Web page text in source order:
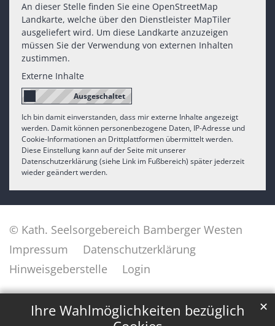
Ihre Wahlmöglichkeiten bezüglich
✕
An dieser Stelle finden Sie eine OpenStreetMap
Landkarte, welche über den Dienstleister MapTiler
ausgeliefert wird. Um diese Landkarte anzuzeigen
müssen Sie der Verwendung von externen Inhalten
zustimmen.
Externe Inhalte
Ich bin damit einverstanden, dass mir externe Inhalte angezeigt
werden. Damit können personenbezogene Daten, IP-Adresse und
Cookie-Informationen an Drittplattformen übermittelt werden.
Diese Einstellung kann auf der Seite mit unserer
Datenschutzerklärung (siehe Link im Fußbereich) später jederzeit
wieder geändert werden.
© Kath. Seelsorgebereich Bamberger Westen
Impressum
Datenschutzerklärung
Hinweisgeberstelle
Login